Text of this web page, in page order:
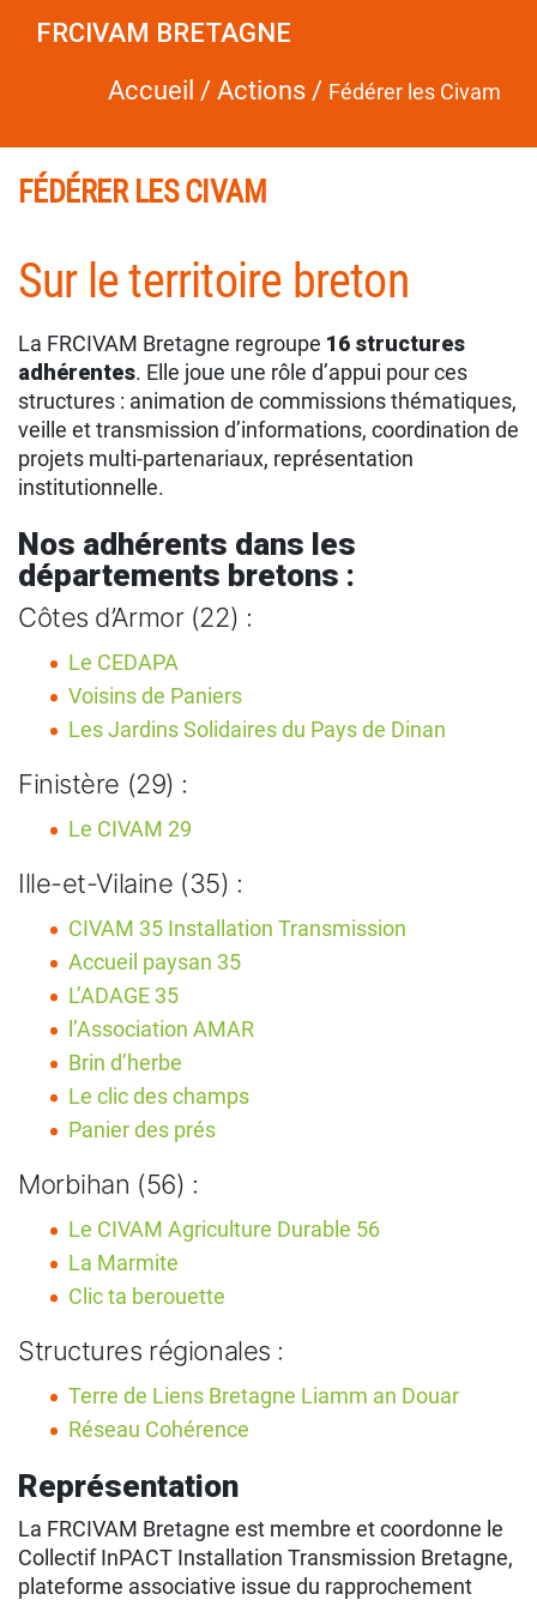
FRCIVAM BRETAGNE
Accueil / Actions / Fédérer les Civam
FÉDÉRER LES CIVAM
Sur le territoire breton
La FRCIVAM Bretagne regroupe 16 structures
adhérentes. Elle joue une rôle d’appui pour ces
structures : animation de commissions thématiques,
veille et transmission d’informations, coordination de
projets multi-partenariaux, représentation
institutionnelle.
Nos adhérents dans les
départements bretons :
Côtes d’Armor (22) :
Le CEDAPA
Voisins de Paniers
Les Jardins Solidaires du Pays de Dinan
Finistère (29) :
Le CIVAM 29
Ille-et-Vilaine (35) :
CIVAM 35 Installation Transmission
Accueil paysan 35
L’ADAGE 35
l’Association AMAR
Brin d’herbe
Le clic des champs
Panier des prés
Morbihan (56) :
Le CIVAM Agriculture Durable 56
La Marmite
Clic ta berouette
Structures régionales :
Terre de Liens Bretagne Liamm an Douar
Réseau Cohérence
Représentation
La FRCIVAM Bretagne est membre et coordonne le
Collectif InPACT Installation Transmission Bretagne,
plateforme associative issue du rapprochement